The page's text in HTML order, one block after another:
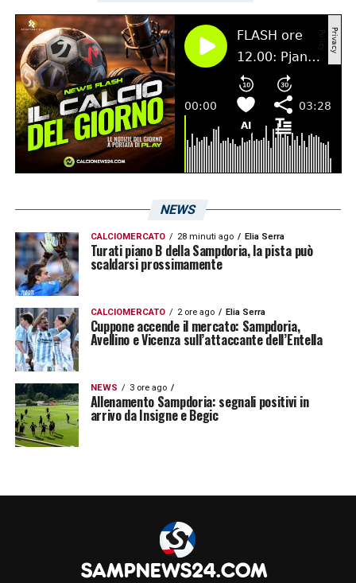
NEWS
CALCIOMERCATO 28 minuti ago Elia Serra
Turati piano B della Sampdoria, la pista può
scaldarsi prossimamente
CALCIOMERCATO 2 ore ago Elia Serra
Cuppone accende il mercato: Sampdoria,
Avellino e Vicenza sull’attaccante dell’Entella
NEWS 3 ore ago
Allenamento Sampdoria: segnali positivi in
arrivo da Insigne e Begic